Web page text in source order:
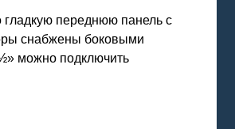
переднюю панель с
снабжены боковыми
можно подключить